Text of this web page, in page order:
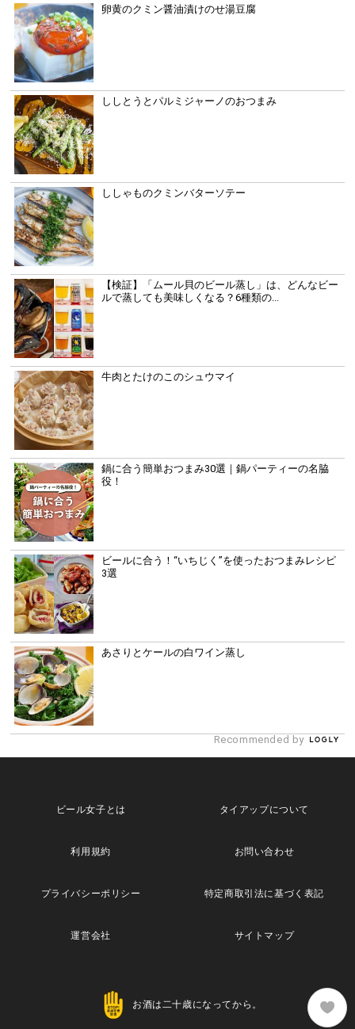
卵黄のクミン醤油漬けのせ湯豆腐
ししとうとパルミジャーノのおつまみ
ししゃものクミンバターソテー
【検証】「ムール貝のビール蒸し」は、どんなビー
ルで蒸しても美味しくなる？6種類の...
牛肉とたけのこのシュウマイ
鍋に合う簡単おつまみ30選｜鍋パーティーの名脇
役！
ビールに合う！“いちじく”を使ったおつまみレシピ
3選
あさりとケールの白ワイン蒸し
Recommended by
ビール女子とは タイアップについて
利用規約 お問い合わせ
プライバシーポリシー 特定商取引法に基づく表記
運営会社 サイトマップ
お酒は二十歳になってから。